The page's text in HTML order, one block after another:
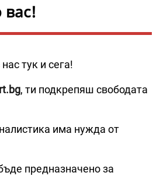
вас!
тук и сега!
, ти подкрепяш свободата
има нужда от
предназначено за